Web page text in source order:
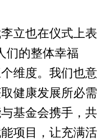
立也在仪式上表
们的整体幸福
维度。我们也意
健康发展所必需
基金会携手，共
项目，让充满活